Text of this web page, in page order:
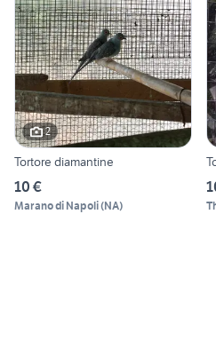
2
Tortore diamantine
10 €
Marano di Napoli(NA)